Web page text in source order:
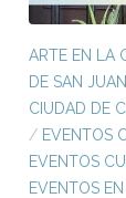
ARTE EN LA
DE SAN JUAN
CIUDAD DE
/ EVENTOS
EVENTOS
EVENTOS